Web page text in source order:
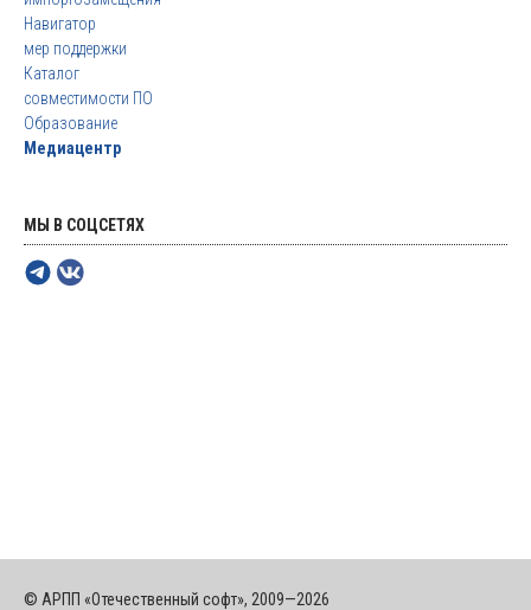
Навигатор
мер поддержки
Каталог
совместимости ПО
Образование
Медиацентр
МЫ В СОЦСЕТЯХ
© АРПП «Отечественный софт», 2009—2026